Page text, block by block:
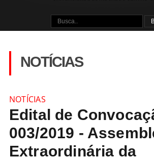
NOTÍCIAS
NOTÍCIAS
Edital de
003/2019 -
Extraordinária da